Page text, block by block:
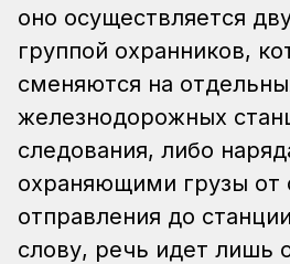
оно осуществляется
группой охранников,
сменяются на
железнодорожных
следования, либо
охраняющими грузы от
отправления до
слову, речь идет лишь